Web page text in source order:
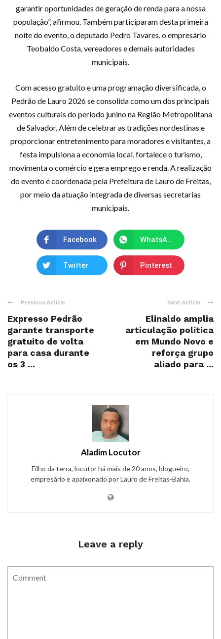
garantir oportunidades de geração de renda para a nossa
população”, afirmou. Também participaram desta primeira
noite do evento, o deputado Pedro Tavares, o empresário
Teobaldo Costa, vereadores e demais autoridades
municipais.
Com acesso gratuito e uma programação diversificada, o
Pedrão de Lauro 2026 se consolida como um dos principais
eventos culturais do período junino na Região Metropolitana
de Salvador. Além de celebrar as tradições nordestinas e
proporcionar entretenimento para moradores e visitantes, a
festa impulsiona a economia local, fortalece o turismo,
movimenta o comércio e gera emprego e renda. A realização
do evento é coordenada pela Prefeitura de Lauro de Freitas,
por meio da atuação integrada de diversas secretarias
municipais.
Facebook WhatsApp
Twitter Pinterest
Previous Article
Expresso Pedrão
garante transporte
gratuito de volta
para casa durante
os 3 ...
Next Article
Elinaldo amplia
articulação política
em Mundo Novo e
reforça grupo
aliado para ...
Aladim Locutor
Filho da terra, locutor há mais de 20 anos, blogueiro,
empresário e apaixonado por Lauro de Freitas-Bahia.
Leave a reply